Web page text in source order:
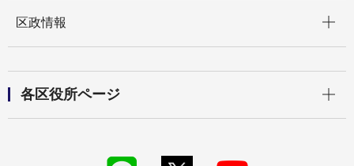
区政情報
各区役所ページ